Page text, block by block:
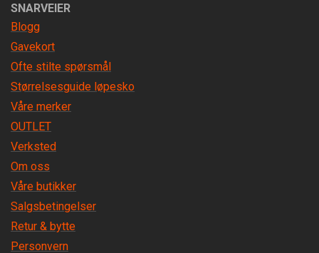
SNARVEIER
Blogg
Gavekort
Ofte stilte spørsmål
Størrelsesguide løpesko
Våre merker
OUTLET
Verksted
Om oss
Våre butikker
Salgsbetingelser
Retur & bytte
Personvern